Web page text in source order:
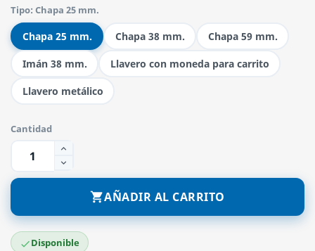
Tipo: Chapa 25 mm.
Chapa 25 mm. Chapa 38 mm. Chapa 59 mm.
Imán 38 mm. Llavero con moneda para carrito
Llavero metálico
Cantidad
AÑADIR AL CARRITO
Disponible